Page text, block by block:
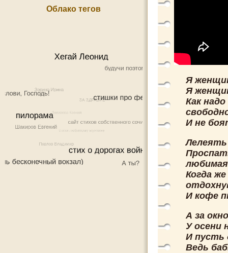
Облако тегов
Я
Я
Как
И не
Когда
И кофе
А за
У осени
И пусть
Ведь